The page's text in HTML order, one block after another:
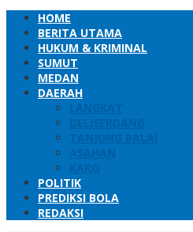
HOME
BERITA UTAMA
HUKUM & KRIMINAL
SUMUT
MEDAN
DAERAH
LANGKAT
DELISERDANG
TANJUNG BALAI
ASAHAN
KARO
POLITIK
PREDIKSI BOLA
REDAKSI